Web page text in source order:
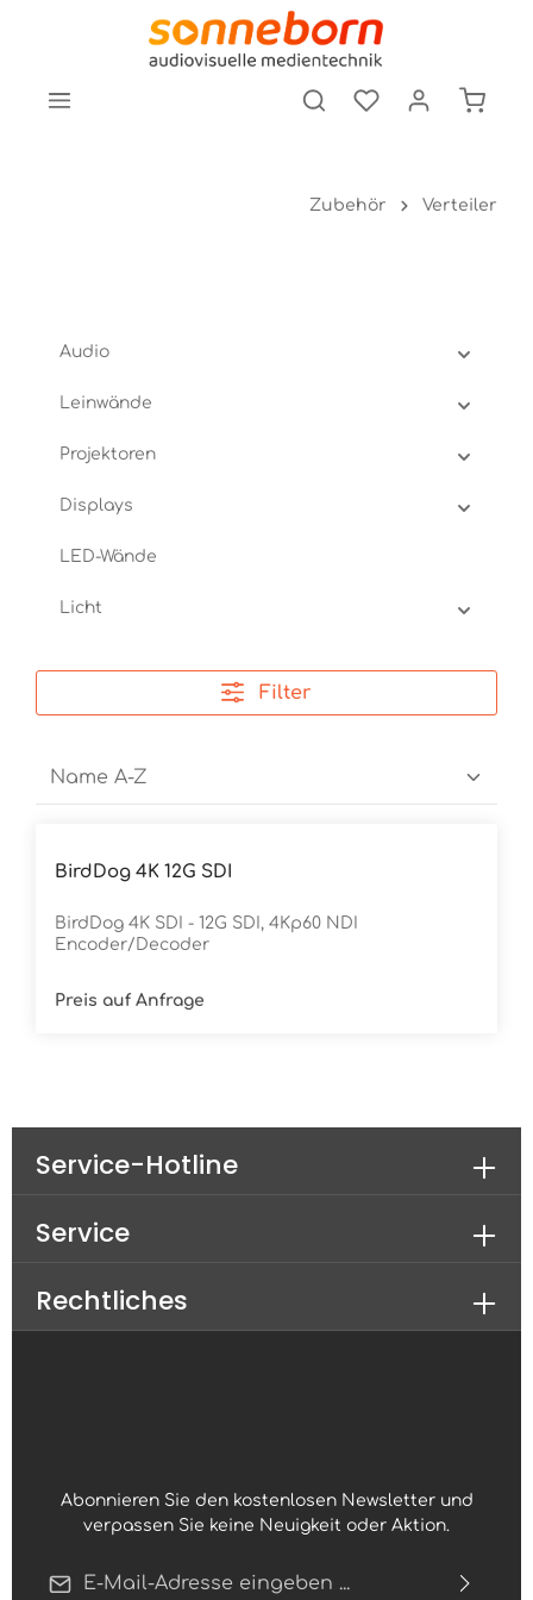
springen
Zubehör Verteiler
Audio
Leinwände
Projektoren
Displays
LED-Wände
Licht
Filter
BirdDog 4K 12G SDI
BirdDog 4K SDI - 12G SDI, 4Kp60 NDI
Encoder/Decoder
Preis auf Anfrage
Abonnieren Sie den kostenlosen Newsletter und
verpassen Sie keine Neuigkeit oder Aktion.
Service-Hotline
Service
Rechtliches